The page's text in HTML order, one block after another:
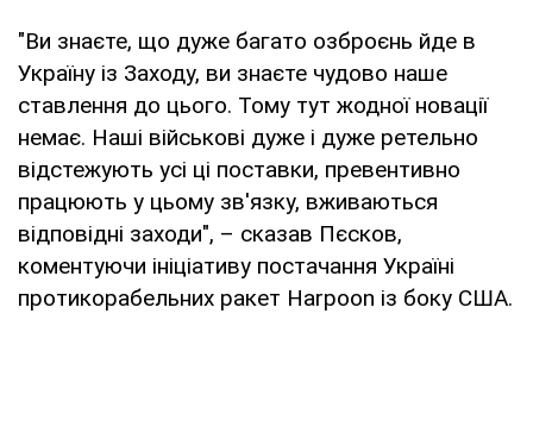
"Ви знаєте, що дуже багато озброєнь йде в
Україну із Заходу, ви знаєте чудово наше
ставлення до цього. Тому тут жодної новації
немає. Наші військові дуже і дуже ретельно
відстежують усі ці поставки, превентивно
працюють у цьому зв'язку, вживаються
відповідні заходи", – сказав Пєсков,
коментуючи ініціативу постачання Україні
протикорабельних ракет Harpoon із боку США.